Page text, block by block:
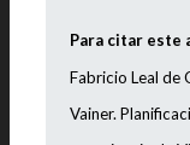
Para citar este
Fabricio Leal de
Vainer.